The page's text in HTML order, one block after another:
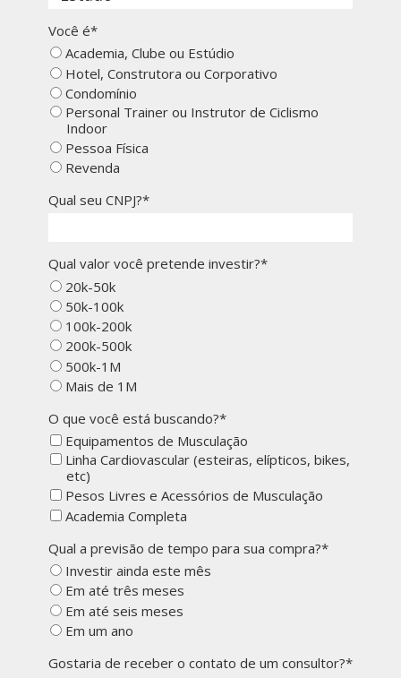
Você é*
Academia, Clube ou Estúdio
Hotel, Construtora ou Corporativo
Condomínio
Personal Trainer ou Instrutor de Ciclismo
Indoor
Pessoa Física
Revenda
Qual seu CNPJ?*
Qual valor você pretende investir?*
20k-50k
50k-100k
100k-200k
200k-500k
500k-1M
Mais de 1M
O que você está buscando?*
Equipamentos de Musculação
Linha Cardiovascular (esteiras, elípticos, bikes,
etc)
Pesos Livres e Acessórios de Musculação
Academia Completa
Qual a previsão de tempo para sua compra?*
Investir ainda este mês
Em até três meses
Em até seis meses
Em um ano
Gostaria de receber o contato de um consultor?*